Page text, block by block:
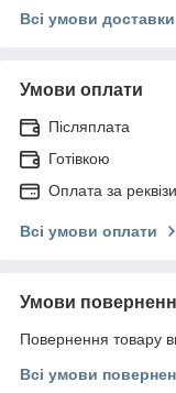
Всі умови доставки
Умови оплати
Післяплата
Готівкою
Оплата за
Всі умови оплати
Умови
Повернення товару
Всі умови